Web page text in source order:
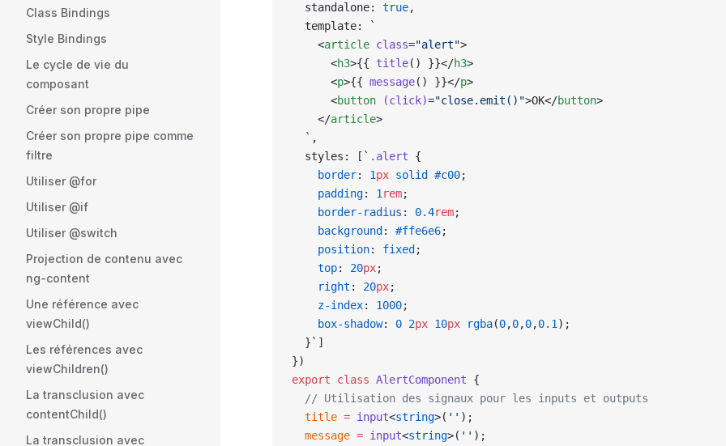
Class Bindings
Style Bindings
Le cycle de vie du
composant
Créer son propre pipe
Créer son propre pipe comme
filtre
Utiliser @for
Utiliser @if
Utiliser @switch
Projection de contenu avec
ng-content
Une référence avec
viewChild()
Les références avec
viewChildren()
La transclusion avec
contentChild()
La transclusion avec
  standalone:
true,
  template:
`
    <
article class="alert">
      <
h3>{{ title() }}</h3>
      <
p>{{ message() }}</p>
      <
button (click)="close.emit()">OK</button>
    </
article>
  `
,
  styles: [
` .alert {
    border
: 1px solid #c00;
    padding
: 1 rem;
    border-radius
: 0.4rem;
    background
: #ffe6e6;
    position
: fixed ;
    top
: 20px;
    right
: 20px;
    z-index
: 1000;
    box-shadow
: 0 2px 10px rgba(0,0,0,0.1 );
  }
` ]
})
export class AlertComponent {
  // Utilisation des signaux pour les inputs et outputs
  title
= input<string>( '' );
  message
= input<string>( '' );